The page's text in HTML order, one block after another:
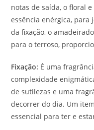
notas de saída, o floral
essência enérgica, para
da fixação, o
para o terroso,
Fixação: É uma
complexidade
de sutilezas e uma
decorrer do dia. Um
essencial para ter e